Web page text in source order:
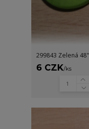
299843 Zelená 48"
6 CZK/ks